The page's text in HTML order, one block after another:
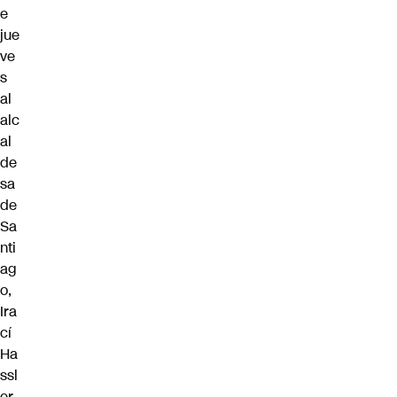
e
jue
ve
s
al
alc
al
de
sa
de
Sa
nti
ag
o,
Ira
cí
Ha
ssl